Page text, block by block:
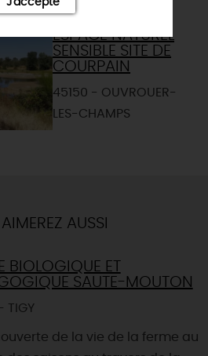
ESPACE NATUREL
SENSIBLE SITE DE
COURPAIN
45150 - OUVROUER-
LES-CHAMPS
AUSSI
BIOLOGIQUE ET
SAUTE-MOUTON
TIGY
de la vie de la ferme au